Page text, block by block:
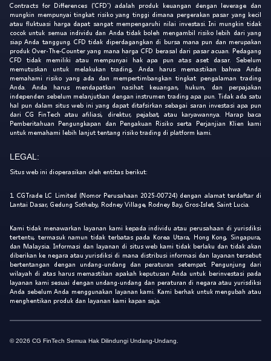
Contracts for Differences ('CFD') adalah produk keuangan dengan leverage dan
mungkin mempunyai tingkat risiko yang tinggi dimana pergerakan pasar yang kecil
atau fluktuasi harga dapat sangat mempengaruhi nilai investasi. Ini mungkin tidak
cocok untuk semua individu dan Anda tidak boleh mengambil risiko lebih dari yang
siap Anda tanggung. CFD tidak diperdagangkan di bursa mana pun dan merupakan
produk Over-The-Counter yang mana harga CFD berasal dari pasar acuan. Pedagang
CFD tidak memiliki atau mempunyai hak apa pun atas aset dasar. Sebelum
memutuskan untuk melakukan trading, Anda harus memastikan bahwa Anda
memahami risiko yang ada dan mempertimbangkan tingkat pengalaman trading
Anda. Anda harus mendapatkan nasihat keuangan, hukum, dan perpajakan
independen sebelum melanjutkan dengan instrumen trading apa pun. Tidak ada satu
hal pun dalam situs web ini yang dapat ditafsirkan sebagai saran investasi apa pun
dari CG FinTech atau afiliasi, direktur, pejabat, atau karyawannya. Harap baca
Pemberitahuan Pengungkapan dan Pengakuan Risiko serta Perjanjian Klien kami
untuk memahami lebih lanjut tentang risiko trading di platform kami.
LEGAL:
Situs web ini dioperasikan oleh entitas berikut:
1. CGTrade LC Limited (Nomor Perusahaan 2025-00724) dengan alamat terdaftar di
Lantai Dasar, Gedung Sotheby, Rodney Village, Rodney Bay, Gros-Islet, Saint Lucia.
Kami tidak menawarkan layanan kami kepada individu atau perusahaan di yurisdiksi
tertentu, termasuk namun tidak terbatas pada Korea Utara, Hong Kong, Singapura,
dan Malaysia. Informasi dan layanan di situs web kami tidak berlaku dan tidak akan
diberikan ke negara atau yurisdiksi di mana distribusi informasi dan layanan tersebut
bertentangan dengan undang-undang dan peraturan setempat. Pengunjung dari
wilayah di atas harus memastikan apakah keputusan Anda untuk berinvestasi pada
layanan kami sesuai dengan undang-undang dan peraturan di negara atau yurisdiksi
Anda sebelum Anda menggunakan layanan kami. Kami berhak untuk mengubah atau
menghentikan produk dan layanan kami kapan saja.
© 2026 CG FinTech Semua Hak Dilindungi Undang-Undang.